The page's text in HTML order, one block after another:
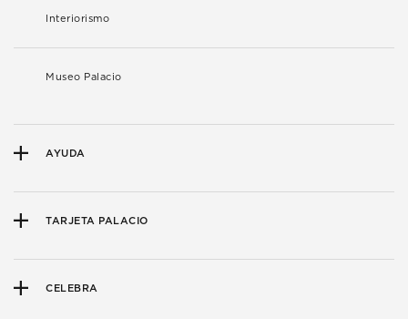
Interiorismo
Museo Palacio
AYUDA
TARJETA PALACIO
CELEBRA